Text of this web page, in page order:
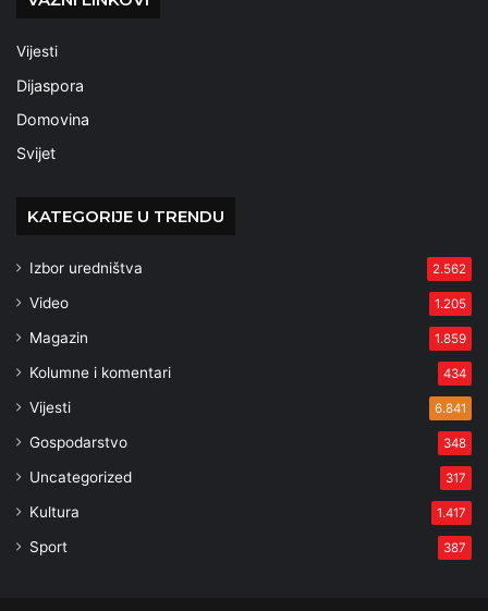
Vijesti
Dijaspora
Domovina
Svijet
KATEGORIJE U TRENDU
Izbor uredništva 2.562
Video 1.205
Magazin 1.859
Kolumne i komentari 434
Vijesti 6.841
Gospodarstvo 348
Uncategorized 317
Kultura 1.417
Sport 387